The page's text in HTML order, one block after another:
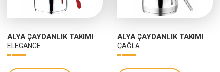
ALYA ÇAYDANLIK TAKIMI
ELEGANCE
ALYA ÇAYDANLIK TAKIMI
ÇAĞLA